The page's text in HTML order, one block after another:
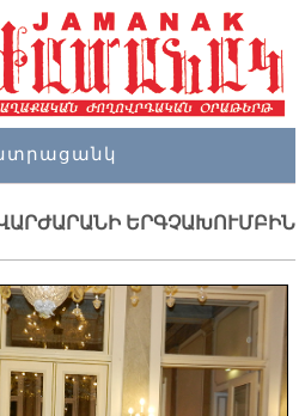
ԵՐԳՉԱԽՈՒՄԲԻՆ